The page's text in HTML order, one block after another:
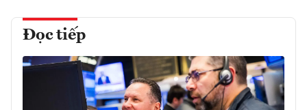
Đọc tiếp